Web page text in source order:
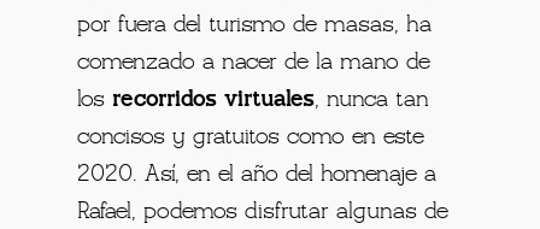
por fuera del turismo de masas, ha
comenzado a nacer de la mano de
los recorridos virtuales, nunca tan
concisos y gratuitos como en este
2020.Así, en el año del homenaje a
Rafael, podemos disfrutar algunas de